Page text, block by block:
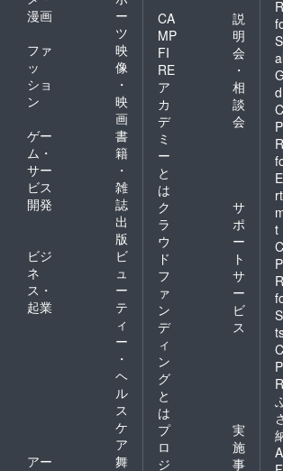
漫画
ー
ツ
ファ
ッ
ショ
ン
映
像
・
映
画
ゲー
ム・
サー
ビス
開発
書
籍
・
雑
誌
出
版
ビジ
ネ
ス・
起業
ビ
ュ
ー
テ
ィ
ー
・
ヘ
ル
ス
ケ
ア
アー
舞
CA
MP
FI
RE
ア
カ
デ
ミ
ー
と
は
説
明
会
・
相
談
会
ク
ラ
ウ
ド
フ
ァ
ン
デ
ィ
ン
グ
と
は
サ
ポ
ー
ト
サ
ー
ビ
ス
プ
ロ
ジ
実
施
事
al
d
t